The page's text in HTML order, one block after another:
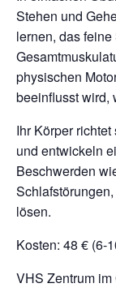
Stehen und
lernen, das
physischen
beeinflusst wird,
Ihr Körper
und entwickeln
Beschwerden
lösen.
Kosten: 48 € (6-
VHS Zentrum im